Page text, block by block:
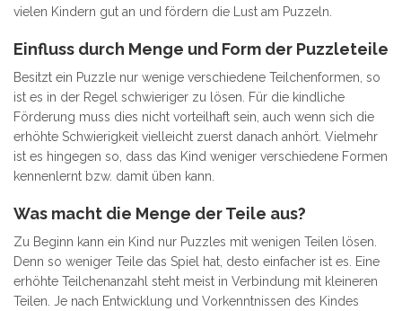
vielen Kindern gut an und fördern die Lust am Puzzeln.
Einfluss durch Menge und Form der Puzzleteile
Besitzt ein Puzzle nur wenige verschiedene Teilchenformen, so
ist es in der Regel schwieriger zu lösen. Für die kindliche
Förderung muss dies nicht vorteilhaft sein, auch wenn sich die
erhöhte Schwierigkeit vielleicht zuerst danach anhört. Vielmehr
ist es hingegen so, dass das Kind weniger verschiedene Formen
kennenlernt bzw. damit üben kann.
Was macht die Menge der Teile aus?
Zu Beginn kann ein Kind nur Puzzles mit wenigen Teilen lösen.
Denn so weniger Teile das Spiel hat, desto einfacher ist es. Eine
erhöhte Teilchenanzahl steht meist in Verbindung mit kleineren
Teilen. Je nach Entwicklung und Vorkenntnissen des Kindes